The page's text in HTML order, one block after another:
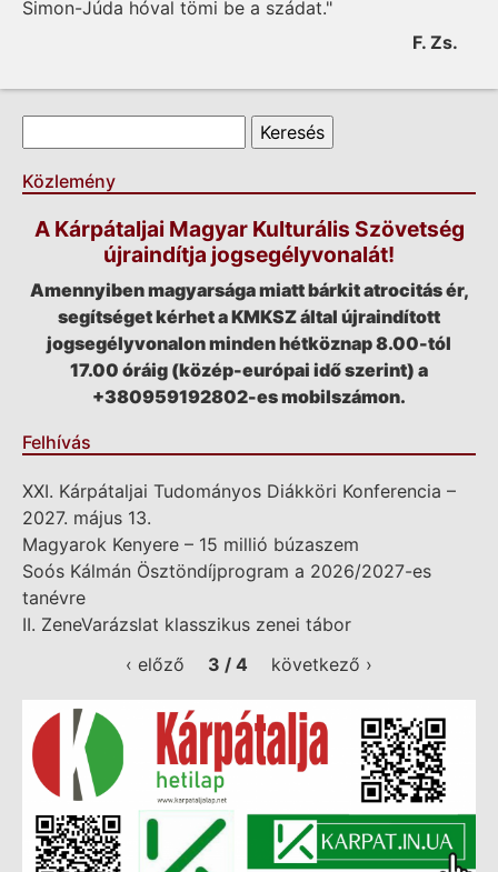
Simon-Júda hóval tömi be a szádat."
F. Zs.
Keresés űrlap
Közlemény
A Kárpátaljai Magyar Kulturális Szövetség
újraindítja jogsegélyvonalát!
Amennyiben magyarsága miatt bárkit atrocitás ér,
segítséget kérhet a KMKSZ által újraindított
jogsegélyvonalon minden hétköznap 8.00-tól
17.00 óráig (közép-európai idő szerint) a
+380959192802-es mobilszámon.
Felhívás
XXI. Kárpátaljai Tudományos Diákköri Konferencia –
2027. május 13.
Magyarok Kenyere – 15 millió búzaszem
Soós Kálmán Ösztöndíjprogram a 2026/2027-es
tanévre
II. ZeneVarázslat klasszikus zenei tábor
‹ előző
3 / 4 következő ›